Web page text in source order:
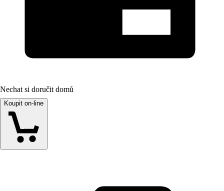
Nechat si doručit domů
Koupit on-line